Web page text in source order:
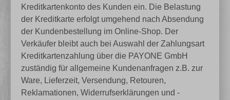
Kreditkartenkonto des Kunden ein. Die Belastung
der Kreditkarte erfolgt umgehend nach Absendung
der Kundenbestellung im Online-Shop. Der
Verkäufer bleibt auch bei Auswahl der Zahlungsart
Kreditkartenzahlung über die PAYONE GmbH
zuständig für allgemeine Kundenanfragen z.B. zur
Ware, Lieferzeit, Versendung, Retouren,
Reklamationen, Widerrufserklärungen und -